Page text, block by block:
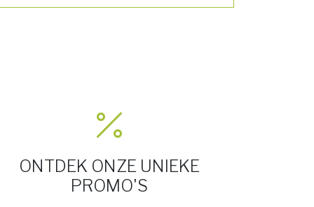
ONTDEK ONZE UNIEKE
PROMO'S